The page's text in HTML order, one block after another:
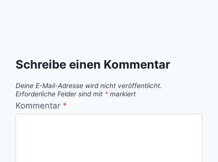
Schreibe einen Kommentar
Deine E-Mail-Adresse wird nicht veröffentlicht.
Erforderliche Felder sind mit * markiert
Kommentar *